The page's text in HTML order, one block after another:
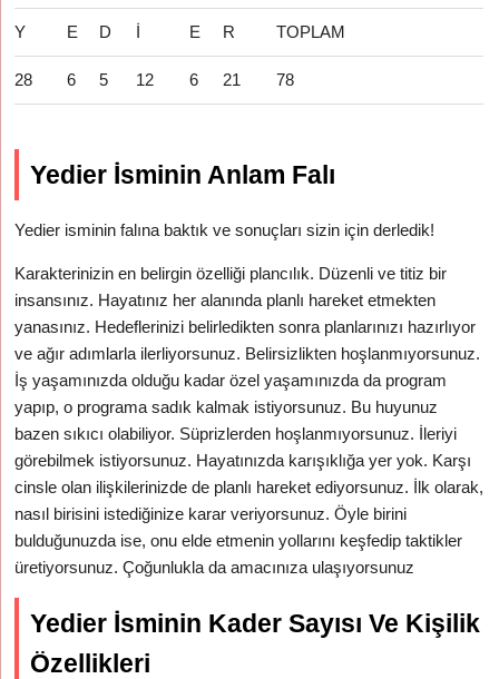
Y E D İ E R TOPLAM
28 6 5 12 6 21 78
Yedier İsminin Anlam Falı
Yedier isminin falına baktık ve sonuçları sizin için derledik!
Karakterinizin en belirgin özelliği plancılık. Düzenli ve titiz bir
insansınız. Hayatınız her alanında planlı hareket etmekten
yanasınız. Hedeflerinizi belirledikten sonra planlarınızı hazırlıyor
ve ağır adımlarla ilerliyorsunuz. Belirsizlikten hoşlanmıyorsunuz.
İş yaşamınızda olduğu kadar özel yaşamınızda da program
yapıp, o programa sadık kalmak istiyorsunuz. Bu huyunuz
bazen sıkıcı olabiliyor. Süprizlerden hoşlanmıyorsunuz. İleriyi
görebilmek istiyorsunuz. Hayatınızda karışıklığa yer yok. Karşı
cinsle olan ilişkilerinizde de planlı hareket ediyorsunuz. İlk olarak,
nasıl birisini istediğinize karar veriyorsunuz. Öyle birini
bulduğunuzda ise, onu elde etmenin yollarını keşfedip taktikler
üretiyorsunuz. Çoğunlukla da amacınıza ulaşıyorsunuz
Yedier İsminin Kader Sayısı Ve Kişilik
Özellikleri